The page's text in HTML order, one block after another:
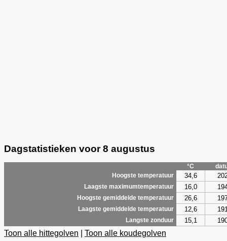
Dagstatistieken voor 8 augustus
°C
Hoogste temperatuur
34,6
Laagste maximumtemperatuur 16,0
Hoogste gemiddelde temperatuur 26,6
Laagste gemiddelde temperatuur 12,6
Langste zonduur 15,1
Toon alle hittegolven
Toon alle koudegolven